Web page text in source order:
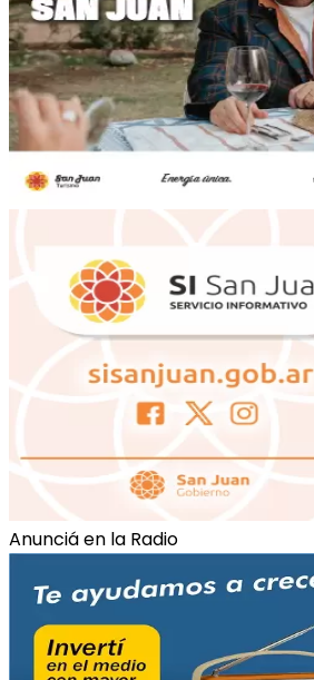
Anunciá en la Radio